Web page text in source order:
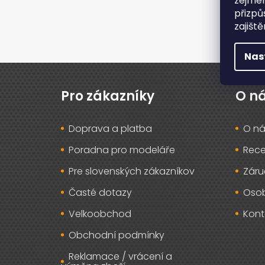
Z
Pro zákazníky
Doprava a platba
Poradna pro modeláře
Pre slovenských zákazníkov
Časté dotazy
Velkoobchod
Obchodní podmínky
Reklamace / vrácení a
O
O